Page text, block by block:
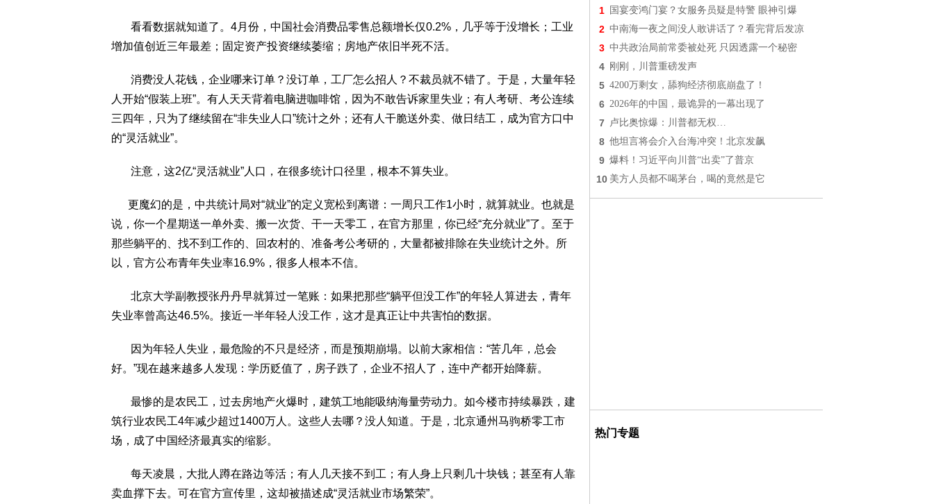
看看数据就知道了。4月份，中国社会消费品零售总额增长仅0.2%，几乎等于没增长；工业
增加值创近三年最差；固定资产投资继续萎缩；房地产依旧半死不活。
消费没人花钱，企业哪来订单？没订单，工厂怎么招人？不裁员就不错了。于是，大量年轻
人开始“假装上班”。有人天天背着电脑进咖啡馆，因为不敢告诉家里失业；有人考研、考公连续
三四年，只为了继续留在“非失业人口”统计之外；还有人干脆送外卖、做日结工，成为官方口中
的“灵活就业”。
注意，这2亿“灵活就业”人口，在很多统计口径里，根本不算失业。
更魔幻的是，中共统计局对“就业”的定义宽松到离谱：一周只工作1小时，就算就业。也就是
说，你一个星期送一单外卖、搬一次货、干一天零工，在官方那里，你已经“充分就业”了。至于
那些躺平的、找不到工作的、回农村的、准备考公考研的，大量都被排除在失业统计之外。所
以，官方公布青年失业率16.9%，很多人根本不信。
北京大学副教授张丹丹早就算过一笔账：如果把那些“躺平但没工作”的年轻人算进去，青年
失业率曾高达46.5%。接近一半年轻人没工作，这才是真正让中共害怕的数据。
因为年轻人失业，最危险的不只是经济，而是预期崩塌。以前大家相信：“苦几年，总会
好。”现在越来越多人发现：学历贬值了，房子跌了，企业不招人了，连中产都开始降薪。
最惨的是农民工，过去房地产火爆时，建筑工地能吸纳海量劳动力。如今楼市持续暴跌，建
筑行业农民工4年减少超过1400万人。这些人去哪？没人知道。于是，北京通州马驹桥零工市
场，成了中国经济最真实的缩影。
每天凌晨，大批人蹲在路边等活；有人几天接不到工；有人身上只剩几十块钱；甚至有人靠
卖血撑下去。可在官方宣传里，这却被描述成“灵活就业市场繁荣”。
1 国宴变鸿门宴？女服务员疑是特警 眼神引爆
2 中南海一夜之间没人敢讲话了？看完背后发凉
3 中共政治局前常委被处死 只因透露一个秘密
4 刚刚，川普重磅发声
5 4200万剩女，舔狗经济彻底崩盘了！
6 2026年的中国，最诡异的一幕出现了
7 卢比奥惊爆：川普都无权…
8 他坦言将会介入台海冲突！北京发飙
9 爆料！习近平向川普“出卖”了普京
10 美方人员都不喝茅台，喝的竟然是它
热门专题